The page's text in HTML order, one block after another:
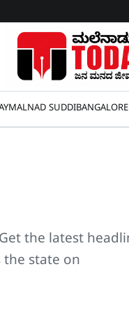
MALNAD SUDDI
the latest
state on